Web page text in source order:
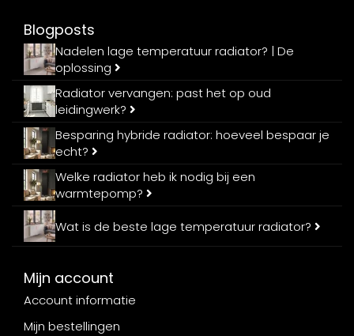
Blogposts
Nadelen lage temperatuur radiator? | De
oplossing
Radiator vervangen: past het op oud
leidingwerk?
Besparing hybride radiator: hoeveel bespaar je
echt?
Welke radiator heb ik nodig bij een
warmtepomp?
Wat is de beste lage temperatuur radiator?
Mijn account
Account informatie
Mijn bestellingen